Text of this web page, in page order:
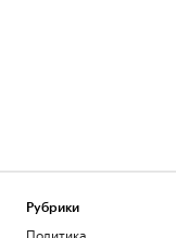
Рубрики
Политика